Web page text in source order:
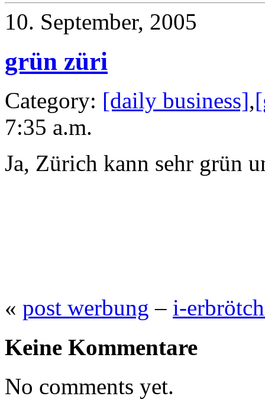
10. September, 2005
grün züri
Category: [daily business],
7:35 a.m.
Ja, Zürich kann sehr grün
« post werbung – i-
Keine Kommentare
No comments yet.